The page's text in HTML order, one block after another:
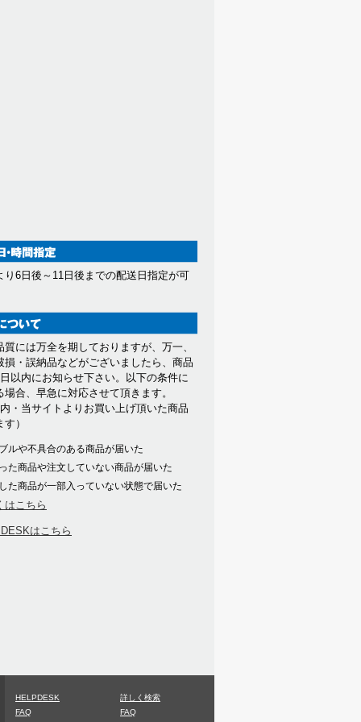
り6日後～11日後までの配送日指定が可
質には万全を期しておりますが、万一、
損・誤納品などがございましたら、商品
以内にお知らせ下さい。以下の条件に
場合、早急に対応させて頂きます。
・当サイトよりお買い上げ頂いた商品
）
ルや不具合のある商品が届いた
た商品や注文していない商品が届いた
た商品が一部入っていない状態で届いた
こちら
はこちら
HELPDESK
FAQ
詳しく検索
FAQ